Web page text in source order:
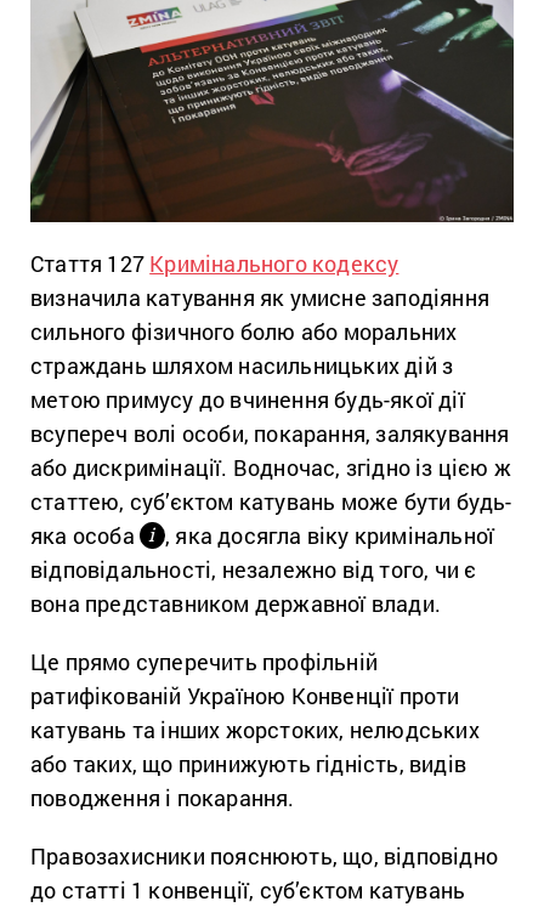
Стаття 127 Кримінального кодексу
визначила катування як умисне заподіяння
сильного фізичного болю або моральних
страждань шляхом насильницьких дій з
метою примусу до вчинення будь-якої дії
всупереч волі особи, покарання, залякування
або дискримінації. Водночас, згідно із цією ж
статтею, суб’єктом катувань може бути будь-
яка особа
і , яка досягла віку кримінальної
відповідальності, незалежно від того, чи є
вона представником державної влади.
Це прямо суперечить профільній
ратифікованій Україною Конвенції проти
катувань та інших жорстоких, нелюдських
або таких, що принижують гідність, видів
поводження і покарання.
Правозахисники пояснюють, що, відповідно
до статті 1 конвенції, суб’єктом катувань